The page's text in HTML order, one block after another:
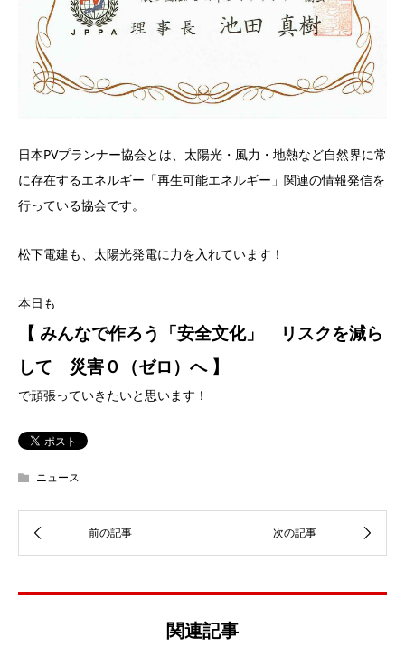
日本PVプランナー協会とは、太陽光・風力・地熱など自然界に常
に存在するエネルギー「再生可能エネルギー」関連の情報発信を
行っている協会です。
松下電建も、太陽光発電に力を入れています！
本日も
【 みんなで作ろう「安全文化」
リスクを減ら
して 災害０（ゼロ）へ 】
で頑張っていきたいと思います！
ニュース
関連記事